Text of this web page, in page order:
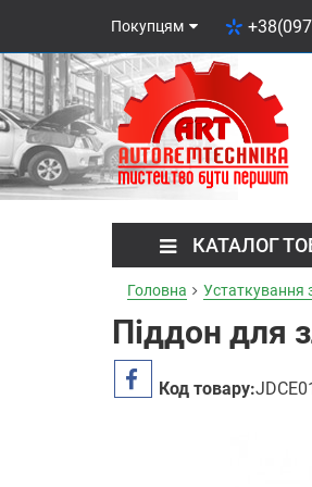
Покупцям
КАТАЛОГ
Головна Устаткування
Піддон для
Код товару: